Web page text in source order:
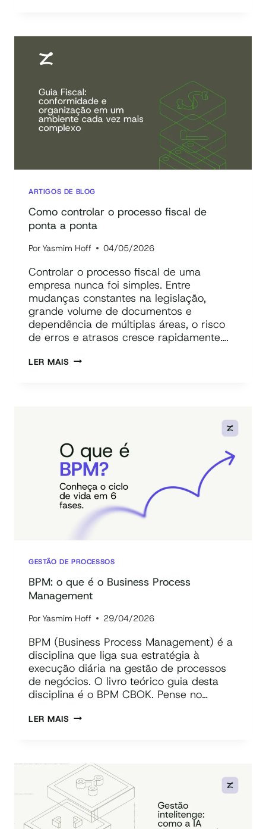
FLUXO
PREVISÍVEL
ARTIGOS DE BLOG
Como controlar o processo fiscal de
ponta a ponta
Por Yasmim Hoff 04/05/2026
Controlar o processo fiscal de uma
empresa nunca foi simples. Entre
mudanças constantes na legislação,
grande volume de documentos e
dependência de múltiplas áreas, o risco
de erros e atrasos cresce rapidamente….
LER MAISCOMO
A
PONTA
GESTÃO DE PROCESSOS
BPM: o que é o Business Process
Management
Por Yasmim Hoff 29/04/2026
BPM (Business Process Management) é a
disciplina que liga sua estratégia à
execução diária na gestão de processos
de negócios. O livro teórico guia desta
disciplina é o BPM CBOK. Pense no…
LER MAISBPM:
O
BUSINESS
PROCESS
MANAGEMENT